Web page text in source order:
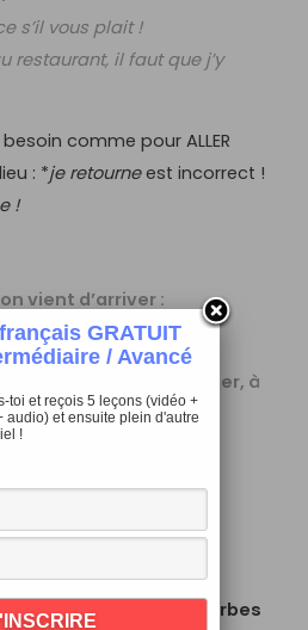
s’il vous plait !
restaurant, il faut que j’y
comme pour ALLER
: *je retourneest incorrect !
!
vient d’arriver :
vous repartez déjà ?
à marcher, à progresser, à
pouvons repartir !
reparti.
aller !
Exercice
suivantes avec les verbes
GRATUIT
/ Avancé
toi et reçois 5 leçons (vidéo +
audio) et ensuite plein d'autre
!